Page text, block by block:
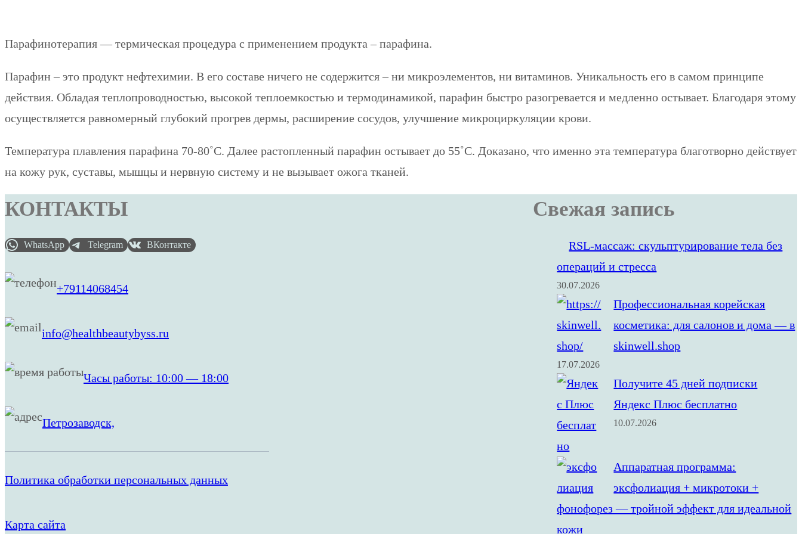
Парафинотерапия — термическая процедура с применением продукта – парафина.
Парафин – это продукт нефтехимии. В его составе ничего не содержится – ни микроэлементов, ни витаминов. Уникальность его в самом принципе
действия. Обладая теплопроводностью, высокой теплоемкостью и термодинамикой, парафин быстро разогревается и медленно остывает. Благодаря этому
осуществляется равномерный глубокий прогрев дермы, расширение сосудов, улучшение микроциркуляции крови.
Температура плавления парафина 70-80˚С. Далее растопленный парафин остывает до 55˚С. Доказано, что именно эта температура благотворно действует
на кожу рук, суставы, мышцы и нервную систему и не вызывает ожога тканей.
КОНТАКТЫ
WhatsApp Telegram ВКонтакте
+79114068454
info@healthbeautybyss.ru
Часы работы: 10:00 — 18:00
Петрозаводск,
Политика обработки персональных данных
Карта сайта
Свежая запись
RSL‑массаж: скульптурирование тела без
операций и стресса
30.07.2026
Профессиональная корейская
косметика: для салонов и дома — в
skinwell.shop
17.07.2026
Получите 45 дней подписки
Яндекс Плюс бесплатно
10.07.2026
Аппаратная программа:
эксфолиация + микротоки +
фонофорез — тройной эффект для идеальной
кожи